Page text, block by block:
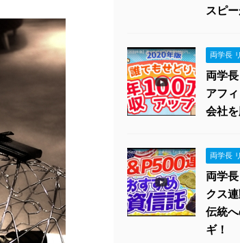
スピー
両学長
両学
アフ
会社
両学長
両学
クス
伝統
ギ！